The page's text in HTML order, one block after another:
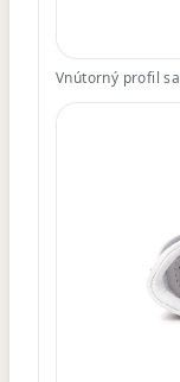
Vnútorný profil